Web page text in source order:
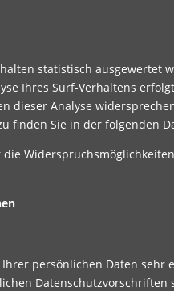
statistisch ausgewertet
Ihres Surf-Verhaltens
dieser Analyse
finden Sie in der folgenden
persönlichen Daten
Datenschutzvorschriften